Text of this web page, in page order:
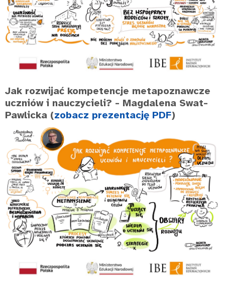
Jak rozwijać kompetencje metapoznawcze
uczniów i nauczycieli? - Magdalena Swat-
Pawlicka (zobacz prezentację PDF)